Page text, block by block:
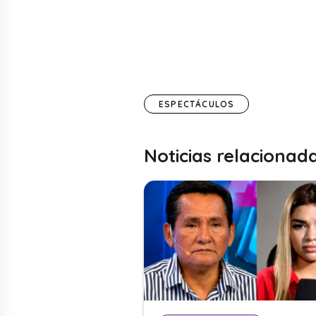
ESPECTÁCULOS
Noticias